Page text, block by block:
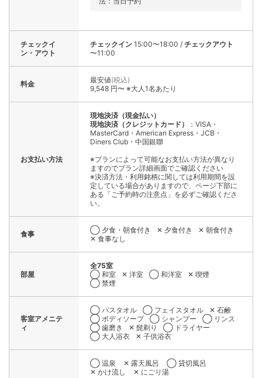
チェックイ
ン・アウト
チェックイン 15:00〜18:00 / チェックアウト
〜11:00
料金 最安値(税込)
9,548 円〜 ※大人1名あたり
お支払い方法
現地決済（現金払い）
現地決済（クレジットカード）
：VISA・
MasterCard・American Express・JCB・
Diners Club・中国銀聯
※プランによって可能なお支払い方法が異なり
ますのでプラン詳細画面でご確認ください
※決済方法・利用銘柄に関しては利用期間を設
定している場合がありますので、ページ下部に
ある「ご予約時の注意点」を必ずご確認くださ
い。
食事 ◯ 夕食・朝食付き ✕ 夕食付き
✕ 朝食付き
✕ 食事なし
部屋
全75室
◯ 和室
✕ 洋室 ◯ 和洋室
✕ 喫煙
◯ 禁煙
客室アメニテ
ィ
◯ バスタオル ◯ フェイスタオル
✕ 石鹸
◯ ボディソープ
◯ シャンプー
◯ リンス
◯ 歯磨き
✕ 髭剃り
◯ ドライヤー
◯ 大人浴衣
✕ 子供浴衣
◯ 温泉 ✕ 露天風呂
◯ 貸切風呂
✕ かけ流し
✕ にごり湯